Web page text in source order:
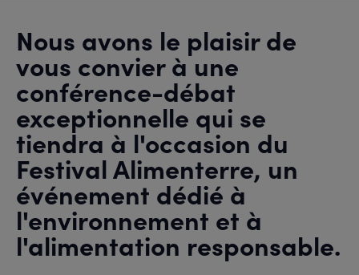
Nous avons le plaisir de
vous convier à une
conférence-débat
exceptionnelle qui se
tiendra à l'occasion du
Festival Alimenterre, un
événement dédié à
l'environnement et à
l'alimentation responsable.